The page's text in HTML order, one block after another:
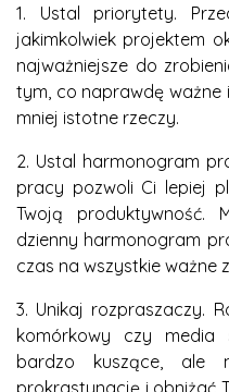
1. Ustal priorytety.
jakimkolwiek projektem
najważniejsze do
tym, co naprawdę ważne
mniej istotne rzeczy.
2. Ustal harmonogram
pracy pozwoli Ci lepiej
Twoją produktywność.
dzienny harmonogram
czas na wszystkie ważne
3. Unikaj rozpraszaczy.
komórkowy czy media
bardzo kuszące, ale
prokrastynację i obniżać